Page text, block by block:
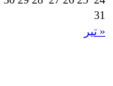
« تیر
31